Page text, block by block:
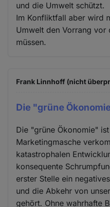
und die Umwelt schützt.
Im Konfliktfall aber wird
Umwelt den Vorrang vor
müssen.
Frank Linnhoff (nicht
Die "grüne
Die "grüne Ökonomie"
Marketingmasche
katastrophalen
konsequente
erster Stelle ein
und die Abkehr von
gehört. Ohne wahrhafte